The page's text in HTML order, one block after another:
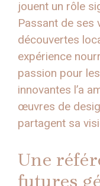
jouent un rôle
Passant de ses
découvertes
expérience
passion pour
innovantes l’a
œuvres de
partagent sa
Une
futures